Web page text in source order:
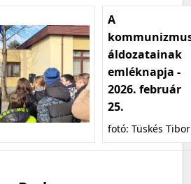
A
áldozatainak
emléknapja -
2026. február
25.
fotó: Tüskés Tibor